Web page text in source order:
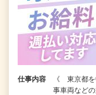
仕事内容
《 東京都
事車両など